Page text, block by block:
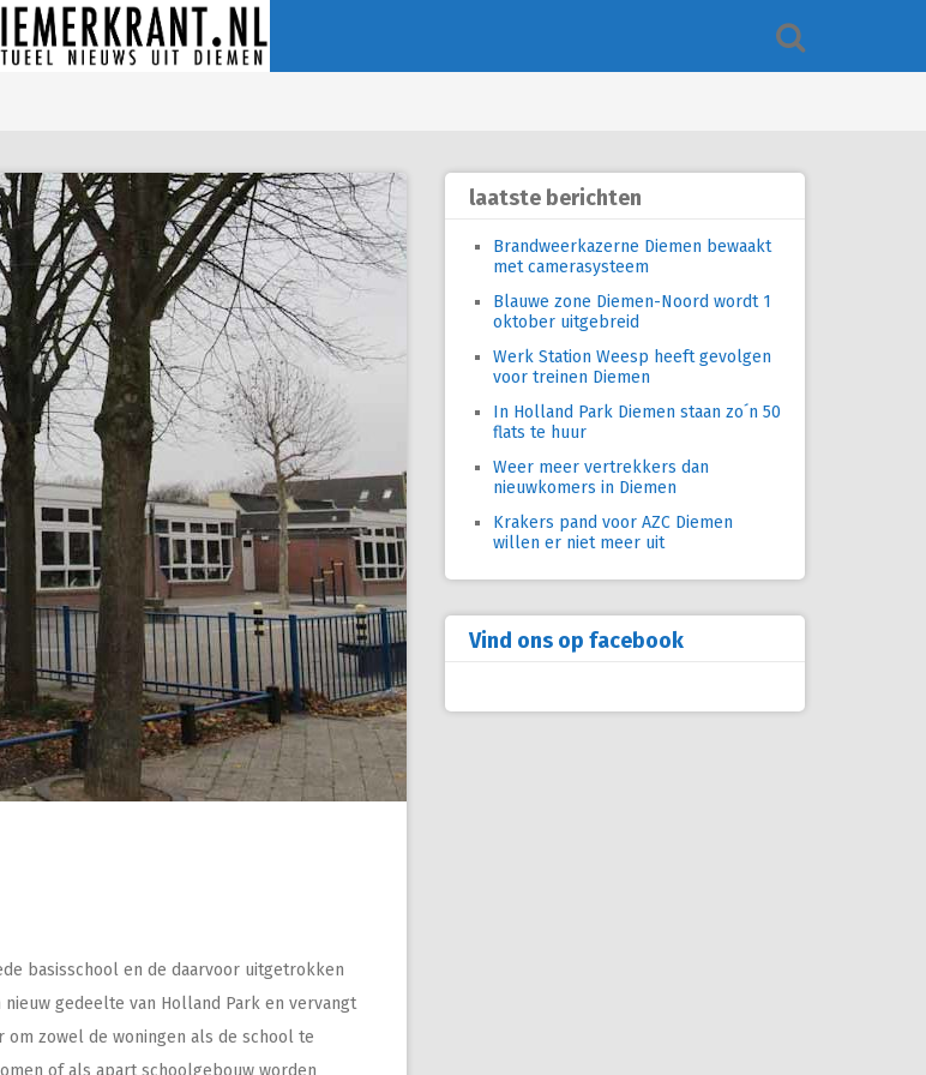
basisschool en de daarvoor uitgetrokken
gedeelte van Holland Park en vervangt
zowel de woningen als de school te
of als apart schoolgebouw worden
laatste berichten
Brandweerkazerne Diemen bewaakt
met camerasysteem
Blauwe zone Diemen-Noord wordt 1
oktober uitgebreid
Werk Station Weesp heeft gevolgen
voor treinen Diemen
In Holland Park Diemen staan zo´n 50
flats te huur
Weer meer vertrekkers dan
nieuwkomers in Diemen
Krakers pand voor AZC Diemen
willen er niet meer uit
Vind ons op facebook